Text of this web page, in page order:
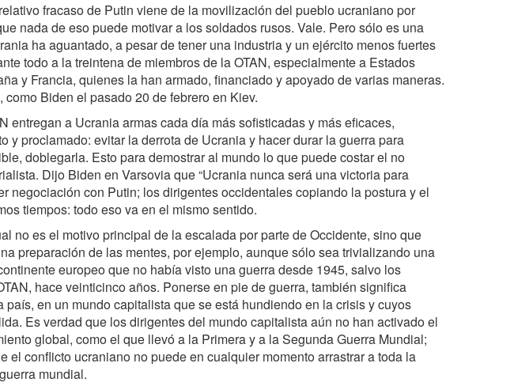
fracaso de Putin viene de la movilización del pueblo ucraniano por
nada de eso puede motivar a los soldados rusos. Vale. Pero sólo es una
ha aguantado, a pesar de tener una industria y un ejército menos fuertes
todo a la treintena de miembros de la OTAN, especialmente a Estados
y Francia, quienes la han armado, financiado y apoyado de varias maneras.
Biden el pasado 20 de febrero en Kiev.
entregan a Ucrania armas cada día más sofisticadas y más eficaces,
y proclamado: evitar la derrota de Ucrania y hacer durar la guerra para
doblegarla. Esto para demostrar al mundo lo que puede costar el no
Dijo Biden en Varsovia que “Ucrania nunca será una victoria para
negociación con Putin; los dirigentes occidentales copiando la postura y el
tiempos: todo eso va en el mismo sentido.
no es el motivo principal de la escalada por parte de Occidente, sino que
preparación de las mentes, por ejemplo, aunque sólo sea trivializando una
europeo que no había visto una guerra desde 1945, salvo los
hace veinticinco años. Ponerse en pie de guerra, también significa
país, en un mundo capitalista que se está hundiendo en la crisis y cuyos
Es verdad que los dirigentes del mundo capitalista aún no han activado el
global, como el que llevó a la Primera y a la Segunda Guerra Mundial;
el conflicto ucraniano no puede en cualquier momento arrastrar a toda la
mundial.